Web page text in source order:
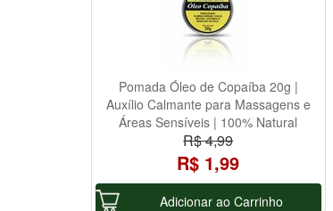
Pomada Óleo de Copaíba 20g |
Auxílio Calmante para Massagens e
Áreas Sensíveis | 100% Natural
R$ 4,99
R$ 1,99
Adicionar ao Carrinho